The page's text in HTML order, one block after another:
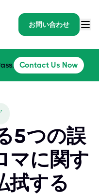
お問い合わせ
Contact Us Now
5つの誤
マに関す
拭する